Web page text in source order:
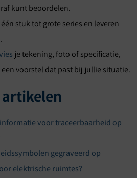
kunt beoordelen.
stuk tot grote series en leveren
je tekening, foto of specificatie,
voorstel dat past bij jullie situatie.
voor traceerbaarheid op
gegraveerd op
elektrische ruimtes?